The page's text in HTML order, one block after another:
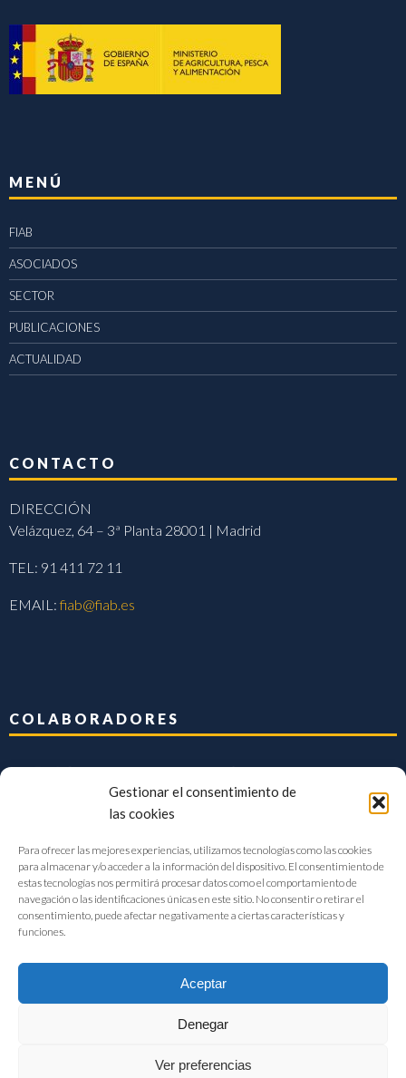
Gestionar el consentimiento de
las cookies
Para ofrecer las mejores experiencias, utilizamos tecnologías como las cookies
para almacenar y/o acceder a la información del dispositivo. El consentimiento de
estas tecnologías nos permitirá procesar datos como el comportamiento de
navegación o las identificaciones únicas en este sitio. No consentir o retirar el
consentimiento, puede afectar negativamente a ciertas características y
funciones.
Aceptar
Denegar
Ver preferencias
MENÚ
FIAB
ASOCIADOS
SECTOR
PUBLICACIONES
ACTUALIDAD
CONTACTO
DIRECCIÓN
Velázquez, 64 – 3ª Planta 28001 | Madrid
TEL: 91 411 72 11
EMAIL:fiab@fiab.es
COLABORADORES
FIAB Federación Española de Industrias de la Alimentación y Bebidas